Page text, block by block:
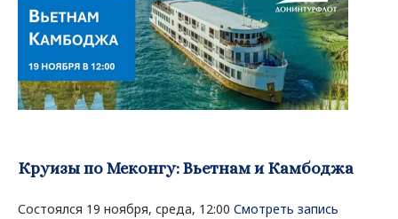
Круизы по Меконгу: Вьетнам и Камбоджа
Состоялся 19 ноября, среда, 12:00 Смотреть запись